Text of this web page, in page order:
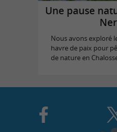
Une pause
Nous avons exploré
havre de paix pour
de nature en